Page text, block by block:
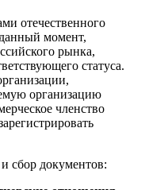
отечественного
момент,
рынка,
статуса.
организацию
членство
сбор документов: